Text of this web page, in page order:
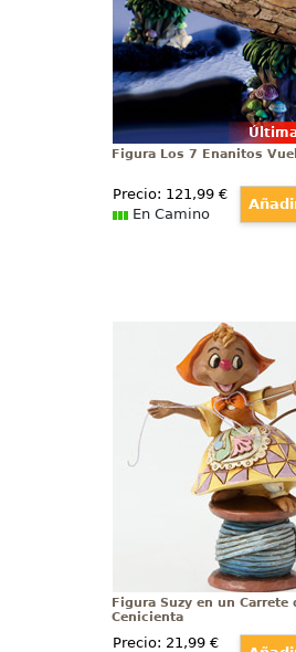
Figura Los 7 Enanitos
Precio: 121,99€
En Camino
Figura Suzy en un
Figura de la ratoncita
un carrete de hilo
película de La
unas medidas
10,5 x 5 x 7 cm., se
la magia de las
Disney con el arte
Figura Suzy en un Carrete
Cenicienta
Precio: 21,99€